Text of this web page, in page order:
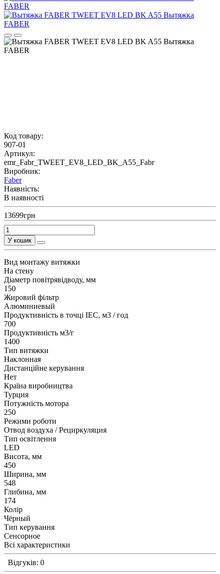
Код товару:
907-01
Артикул:
emr_Fabr_TWEET_EV8_LED_BK_A55_Fabr
Виробник:
Faber
Наявність:
В наявності
13699грн
У кошик
Вид монтажу витяжки
На стену
Діаметр повітрявідводу, мм
150
Жировий фільтр
Алюминиевый
Продуктивність в точці IEC, м3 / год
700
Продуктивність м3/г
1400
Тип витяжки
Наклонная
Дистанційне керування
Нет
Країна виробництва
Турция
Потужність мотора
250
Режими роботи
Отвод воздуха / Рециркуляция
Тип освітлення
LED
Висота, мм
450
Ширина, мм
548
Глибина, мм
174
Колір
Чёрный
Тип керування
Сенсорное
Всі характеристики
Відгуків: 0